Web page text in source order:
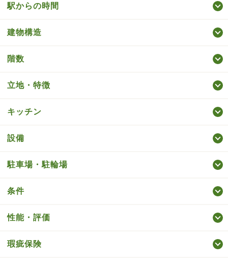
駅からの時間
建物構造
階数
立地・特徴
キッチン
設備
駐車場・駐輪場
条件
性能・評価
瑕疵保険